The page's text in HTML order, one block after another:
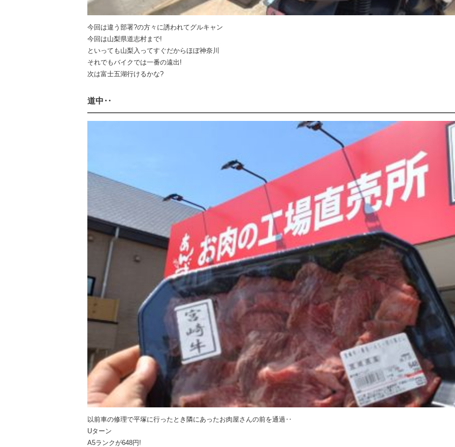
今回は違う部署?の方々に誘われてグルキャン
今回は山梨県道志村まで!
といっても山梨入ってすぐだからほぼ神奈川
それでもバイクでは一番の遠出!
次は富士五湖行けるかな?
道中‥
以前車の修理で平塚に行ったとき隣にあったお肉屋さんの前を通過‥
Uターン
A5ランクが648円!